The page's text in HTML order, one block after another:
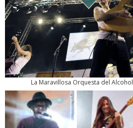
La Maravillosa Orquesta del Alcohol